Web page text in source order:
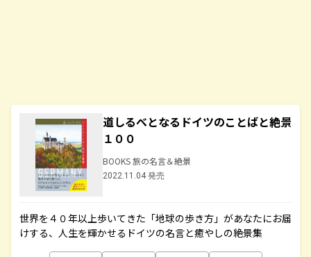
道しるべとなるドイツのことばと絶景
１００
BOOKS 旅の名言＆絶景
2022.11.04 発売
世界を４０年以上歩いてきた「地球の歩き方」があなたにお届
けする、人生を輝かせるドイツの名言と癒やしの絶景集